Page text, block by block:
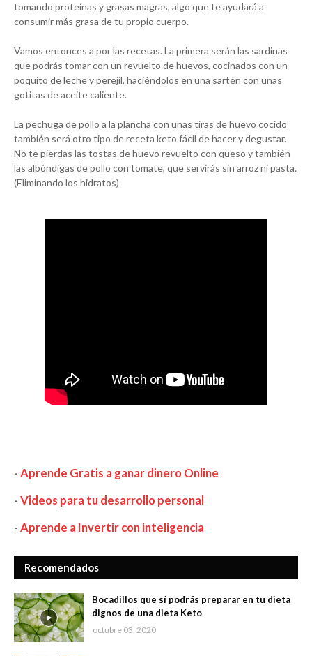
tomando proteínas y grasas magras, algo que te ayudará a
consumir más grasa de tu propio cuerpo.
Vamos entonces a por las recetas. La primera serán las sardinas
que podrás tomar con un revuelto de huevos, cocinados con un
poquito de leche y perejil, haciéndolos en una sartén con unas
gotitas de aceite caliente.
La pechuga de pollo a la plancha con unas tiras de huevo cocido
también será otro tipo de receta keto fácil de hacer y degustar.
No te pierdas las tostas de huevo revuelto con queso y también
las albóndigas de pollo con tomate, que servirás sin arroz ni pasta.
(Eliminando los hidratos)
-Aprende Gratis a ganar dinero Online
-Videos para tu desarrollo personal
-Aprende a Invertir con inteligencia
Recomendados
Bocadillos que sí podrás preparar en tu dieta
dignos de una dieta Keto
octubre 03, 2020